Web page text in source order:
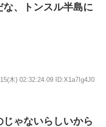
、トンスル半島に
木) 02:32:24.09 ID:X1a7Ig4J0
じゃないらしいから